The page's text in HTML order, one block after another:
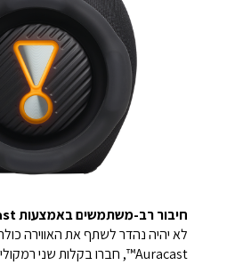
חיבור רב-משתמשים באמצעות Auracast™
לא יהיה נהדר לשתף את האווירה